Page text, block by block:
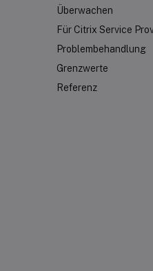
Überwachen
Für Citrix Service
Problembehandlung
Grenzwerte
Referenz